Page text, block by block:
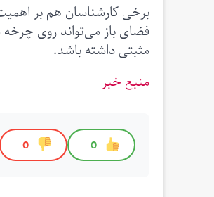
برخی کارشناسان هم بر
فضای باز می‌تواند روی
مثبتی داشته باشد.
منبع خبر
0
0